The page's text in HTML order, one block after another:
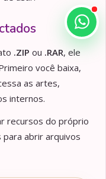
.ZIP ou .RAR, ele
você baixa,
as artes,
internos.
recursos do próprio
abrir arquivos